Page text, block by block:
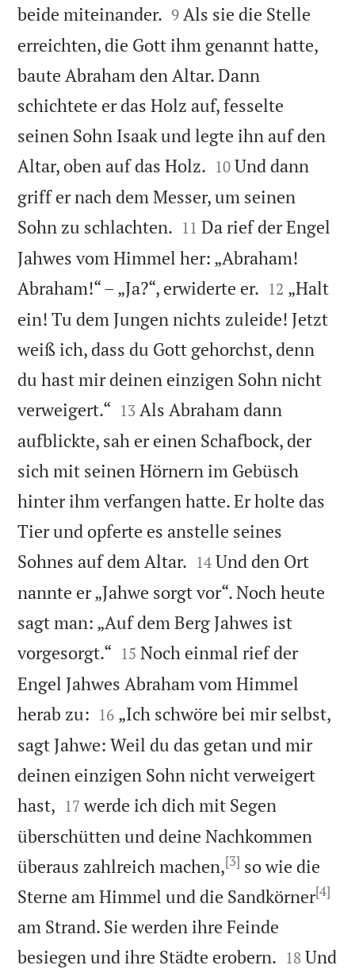
beide miteinander. 

9 Als sie die Stelle
erreichten, die Gott ihm genannt hatte,
baute Abraham den Altar. Dann
schichtete er das Holz auf, fesselte
seinen Sohn Isaak und legte ihn auf den
Altar, oben auf das Holz. 

10 Und dann
griff er nach dem Messer, um seinen
Sohn zu schlachten. 

11 Da rief der Engel
Jahwes vom Himmel her: „Abraham!
Abraham!“ – „Ja?“, erwiderte er. 

12 „Halt
ein! Tu dem Jungen nichts zuleide! Jetzt
weiß ich, dass du Gott gehorchst, denn
du hast mir deinen einzigen Sohn nicht
verweigert.“ 

13 Als Abraham dann
aufblickte, sah er einen Schafbock, der
sich mit seinen Hörnern im Gebüsch
hinter ihm verfangen hatte. Er holte das
Tier und opferte es anstelle seines
Sohnes auf dem Altar. 

14 Und den Ort
nannte er „Jahwe sorgt vor“. Noch heute
sagt man: „Auf dem Berg Jahwes ist
vorgesorgt.“ 

15 Noch einmal rief der
Engel Jahwes Abraham vom Himmel
herab zu: 

16 „Ich schwöre bei mir selbst,
sagt Jahwe: Weil du das getan und mir
deinen einzigen Sohn nicht verweigert
hast, 

17 werde ich dich mit Segen
überschütten und deine Nachkommen
überaus zahlreich machen,[3] so wie die
Sterne am Himmel und die Sandkörner[4]
am Strand. Sie werden ihre Feinde
besiegen und ihre Städte erobern. 

18 Und